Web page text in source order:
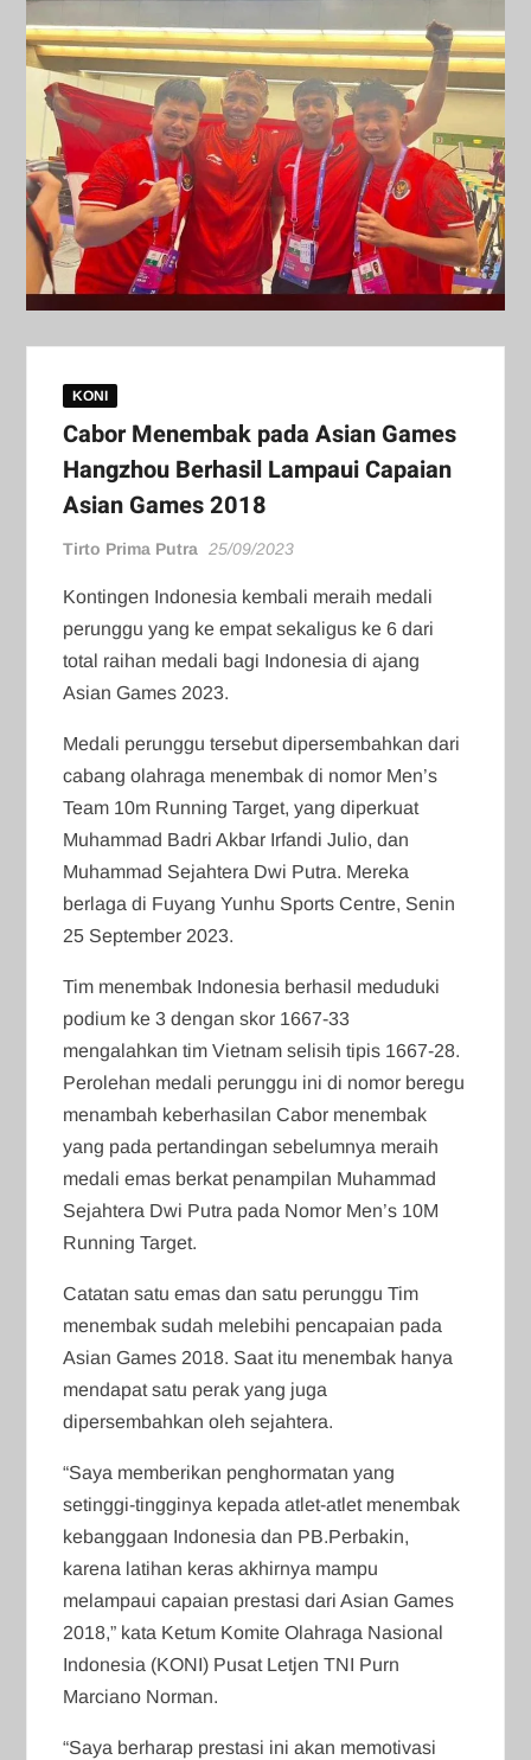
KONI
Cabor Menembak pada Asian Games
Hangzhou Berhasil Lampaui Capaian
Asian Games 2018
Tirto Prima Putra 25/09/2023
Kontingen Indonesia kembali meraih medali
perunggu yang ke empat sekaligus ke 6 dari
total raihan medali bagi Indonesia di ajang
Asian Games 2023.
Medali perunggu tersebut dipersembahkan dari
cabang olahraga menembak di nomor Men’s
Team 10m Running Target, yang diperkuat
Muhammad Badri Akbar Irfandi Julio, dan
Muhammad Sejahtera Dwi Putra. Mereka
berlaga di Fuyang Yunhu Sports Centre, Senin
25 September 2023.
Tim menembak Indonesia berhasil meduduki
podium ke 3 dengan skor 1667-33
mengalahkan tim Vietnam selisih tipis 1667-28.
Perolehan medali perunggu ini di nomor beregu
menambah keberhasilan Cabor menembak
yang pada pertandingan sebelumnya meraih
medali emas berkat penampilan Muhammad
Sejahtera Dwi Putra pada Nomor Men’s 10M
Running Target.
Catatan satu emas dan satu perunggu Tim
menembak sudah melebihi pencapaian pada
Asian Games 2018. Saat itu menembak hanya
mendapat satu perak yang juga
dipersembahkan oleh sejahtera.
“Saya memberikan penghormatan yang
setinggi-tingginya kepada atlet-atlet menembak
kebanggaan Indonesia dan PB.Perbakin,
karena latihan keras akhirnya mampu
melampaui capaian prestasi dari Asian Games
2018,” kata Ketum Komite Olahraga Nasional
Indonesia (KONI) Pusat Letjen TNI Purn
Marciano Norman.
“Saya berharap prestasi ini akan memotivasi